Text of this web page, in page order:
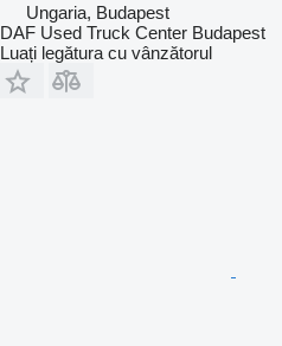
Ungaria, Budapest
DAF Used Truck Center Budapest
Luați legătura cu vânzătorul